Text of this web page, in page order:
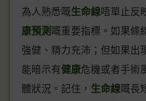
為人熟悉嘅生命線唔單止反
康預測 嘅重要指標。如果條
強健、精力充沛；但如果出
能暗示有健康危機或者手術
體狀況。記住， 生命線嘅長